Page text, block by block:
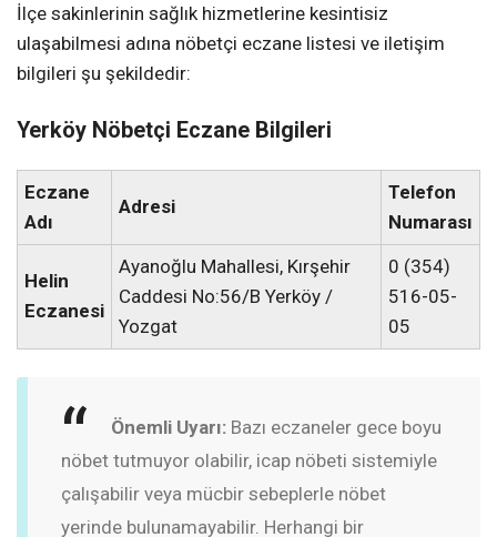
İlçe sakinlerinin sağlık hizmetlerine kesintisiz
ulaşabilmesi adına nöbetçi eczane listesi ve iletişim
bilgileri şu şekildedir:
Yerköy Nöbetçi Eczane Bilgileri
Eczane
Adı
Adresi
Telefon
Numarası
Helin
Eczanesi
Ayanoğlu Mahallesi, Kırşehir
Caddesi No:56/B Yerköy /
Yozgat
0 (354)
516-05-
05
Önemli Uyarı: Bazı eczaneler gece boyu
nöbet tutmuyor olabilir, icap nöbeti sistemiyle
çalışabilir veya mücbir sebeplerle nöbet
yerinde bulunamayabilir. Herhangi bir